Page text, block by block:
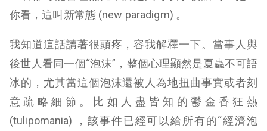
你看，這叫新常態 (new paradigm) 。
我知道這話讀著很頭疼，容我解釋一下。當事人與
後世人看同一個“泡沫”，整個心理顯然是夏蟲不可語
冰的，尤其當這個泡沫還被人為地扭曲事實或者刻
意疏略細節。比如人盡皆知的鬱金香狂熱
(tulipomania) ，該事件已經可以給所有的“經濟泡